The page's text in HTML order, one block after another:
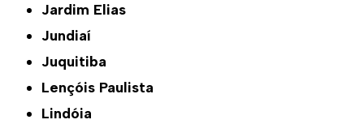
Jardim Elias
Jundiaí
Juquitiba
Lençóis Paulista
Lindóia